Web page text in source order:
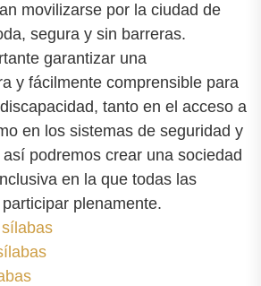
movilizarse por la ciudad de
segura y sin barreras.
garantizar una
y fácilmente comprensible para
tanto en el acceso a
en los sistemas de seguridad y
podremos crear una sociedad
en la que todas las
plenamente.